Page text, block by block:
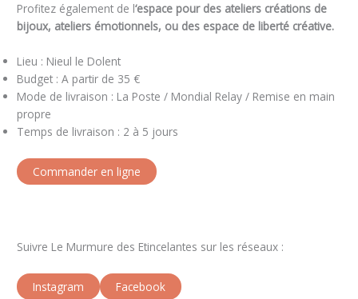
Profitez également de l‘espace pour des ateliers créations de
bijoux, ateliers émotionnels, ou des espace de liberté créative.
Lieu : Nieul le Dolent
Budget : A partir de 35 €
Mode de livraison : La Poste / Mondial Relay / Remise en main
propre
Temps de livraison : 2 à 5 jours
Commander en ligne
Suivre Le Murmure des Etincelantes sur les réseaux :
Instagram Facebook